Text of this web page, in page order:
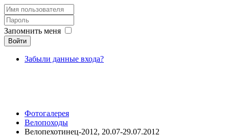
Запомнить меня
Войти
Забыли данные входа?
Фотогалерея
Велопоходы
Велопехотинец-2012, 20.07-29.07.2012